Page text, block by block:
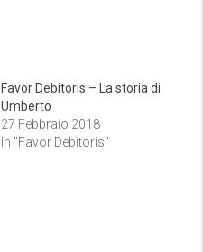
Favor Debitoris – La storia di
Umberto
27 Febbraio 2018
In "Favor Debitoris"